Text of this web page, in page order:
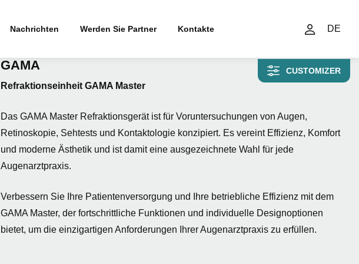
Nachrichten Werden Sie Partner Kontakte DE
CUSTOMIZER
GAMA
Refraktionseinheit GAMA Master
Das GAMA Master Refraktionsgerät ist für Voruntersuchungen von Augen,
Retinoskopie, Sehtests und Kontaktologie konzipiert. Es vereint Effizienz, Komfort
und moderne Ästhetik und ist damit eine ausgezeichnete Wahl für jede
Augenarztpraxis.
Verbessern Sie Ihre Patientenversorgung und Ihre betriebliche Effizienz mit dem
GAMA Master, der fortschrittliche Funktionen und individuelle Designoptionen
bietet, um die einzigartigen Anforderungen Ihrer Augenarztpraxis zu erfüllen.